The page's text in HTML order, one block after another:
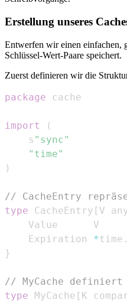
Erstellung unseres
Entwerfen wir einen einfachen,
Schlüssel-Wert-Paare speichert.
Zuerst definieren wir die
package
import
(
	s
"sync"
"time"
)
// CacheEntry
type CacheEntry [ V
	Expiration
*time .
}
// MyCache definiert
type MyCache [ K